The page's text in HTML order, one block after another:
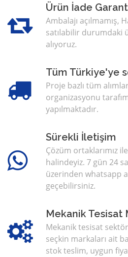
Ürün İade
Ambalajı açılmamış,
satılabilir durumdaki
alıyoruz.
Tüm Türkiye'ye
Proje bazlı tüm
organizasyonu
yapılmaktadır.
Sürekli İletişim
Çözüm ortaklarımız
halindeyiz. 7 gün 24
üzerinden whatsapp
geçebilirsiniz.
Mekanik Tesisat
Mekanik tesisat
seçkin markaları ait
stok teslim, uygun